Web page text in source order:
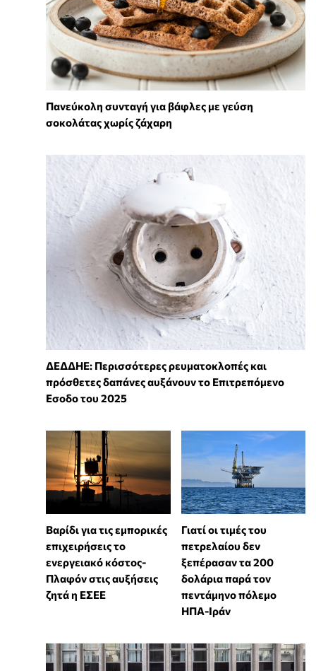
Πανεύκολη συνταγή για βάφλες με γεύση
σοκολάτας χωρίς ζάχαρη
ΔΕΔΔΗΕ: Περισσότερες ρευματοκλοπές και
πρόσθετες δαπάνες αυξάνουν το Επιτρεπόμενο
Εσοδο του 2025
Βαρίδι για τις εμπορικές
επιχειρήσεις το
ενεργειακό κόστος-
Πλαφόν στις αυξήσεις
ζητά η ΕΣΕΕ
Γιατί οι τιμές του
πετρελαίου δεν
ξεπέρασαν τα 200
δολάρια παρά τον
πεντάμηνο πόλεμο
ΗΠΑ-Ιράν